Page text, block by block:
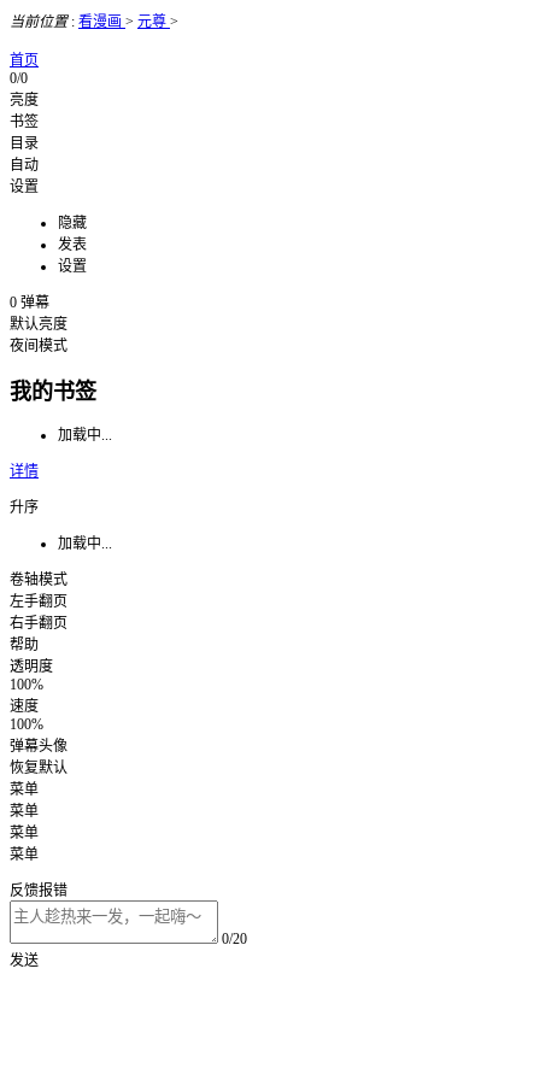
当前位置: 看漫画 > 元尊 >
首页
0/0
亮度
书签
目录
自动
设置
隐藏
发表
设置
0 弹幕
默认亮度
夜间模式
我的书签
加载中...
详情
升序
加载中...
卷轴模式
左手翻页
右手翻页
帮助
透明度
100%
速度
100%
弹幕头像
恢复默认
菜单
菜单
菜单
菜单
反馈报错
0/20
发送